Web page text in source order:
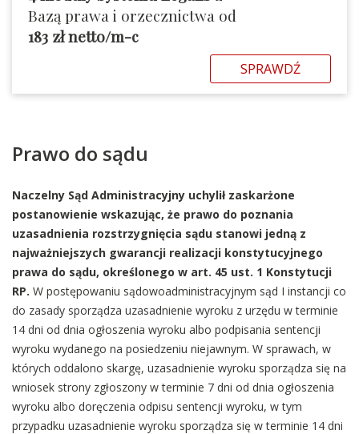
Bazą prawa i orzecznictwa od
183 zł netto/m-c
SPRAWDŹ
Prawo do sądu
Naczelny Sąd Administracyjny uchylił zaskarżone
postanowienie wskazując, że prawo do poznania
uzasadnienia rozstrzygnięcia sądu stanowi jedną z
najważniejszych gwarancji realizacji konstytucyjnego
prawa do sądu, określonego w art. 45 ust. 1 Konstytucji
RP. W postępowaniu sądowoadministracyjnym sąd I instancji co
do zasady sporządza uzasadnienie wyroku z urzędu w terminie
14 dni od dnia ogłoszenia wyroku albo podpisania sentencji
wyroku wydanego na posiedzeniu niejawnym. W sprawach, w
których oddalono skargę, uzasadnienie wyroku sporządza się na
wniosek strony zgłoszony w terminie 7 dni od dnia ogłoszenia
wyroku albo doręczenia odpisu sentencji wyroku, w tym
przypadku uzasadnienie wyroku sporządza się w terminie 14 dni